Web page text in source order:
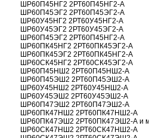
ШР60П45НГ2 2РТ60П45НГ2-А
ШР60П45ЭГ2 2РТ60П45ЭГ2-А
ШР60У45НГ2 2РТ60У45НГ2-А
ШР60У45ЭГ2 2РТ60У45ЭГ2-А
ШР60П45ЭГ2 2РТ60П45НГ2-А
ШР60ПК45НГ2 2РТ60ПК45ЭГ2-А
ШР60ПК45ЭГ2 2РТ60ПК45НГ2-А
ШР60СК45НГ2 2РТ60СК45ЭГ2-А
ШР60П45НШ2 2РТ60П45НШ2-А
ШР60П45ЭШ2 2РТ60П45ЭШ2-А
ШР60У45НШ2 2РТ60У45НШ2-А
ШР60У45ЭШ2 2РТ60У45ЭШ2-А
ШР60П47ЭШ2 2РТ60П47ЭШ2-А
ШР60ПК47НШ2 2РТ60ПК47НШ2-А
ШР60ПК47ЭШ2 2РТ60ПК47ЭШ2-А и
ШР60СК47НШ2 2РТ60СК47НШ2-А